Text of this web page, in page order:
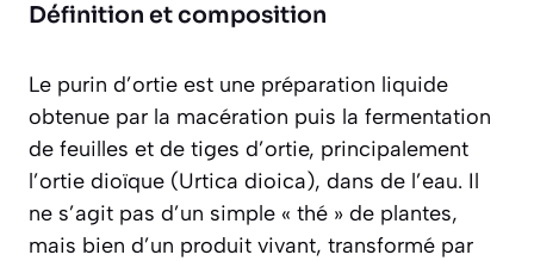
Définition et composition
Le purin d’ortie est une préparation liquide
obtenue par la macération puis la fermentation
de feuilles et de tiges d’ortie, principalement
l’ortie dioïque (Urtica dioica), dans de l’eau. Il
ne s’agit pas d’un simple « thé » de plantes,
mais bien d’un produit vivant, transformé par